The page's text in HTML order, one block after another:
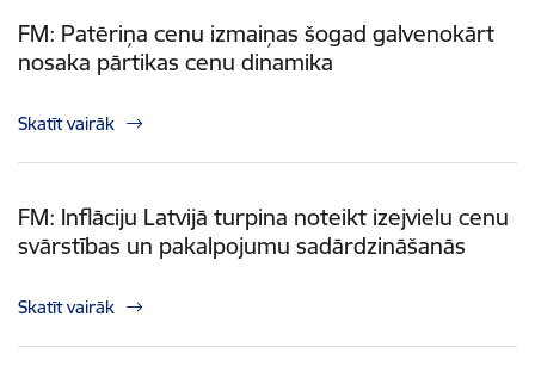
FM: Patēriņa cenu izmaiņas šogad galvenokārt
nosaka pārtikas cenu dinamika
Skatīt vairāk
FM: Inflāciju Latvijā turpina noteikt izejvielu cenu
svārstības un pakalpojumu sadārdzināšanās
Skatīt vairāk